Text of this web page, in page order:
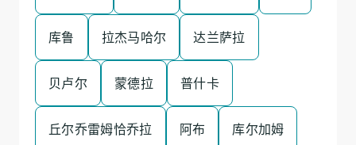
库鲁 拉杰马哈尔 达兰萨拉
贝卢尔 蒙德拉 普什卡
丘尔乔雷姆恰乔拉 阿布 库尔加姆